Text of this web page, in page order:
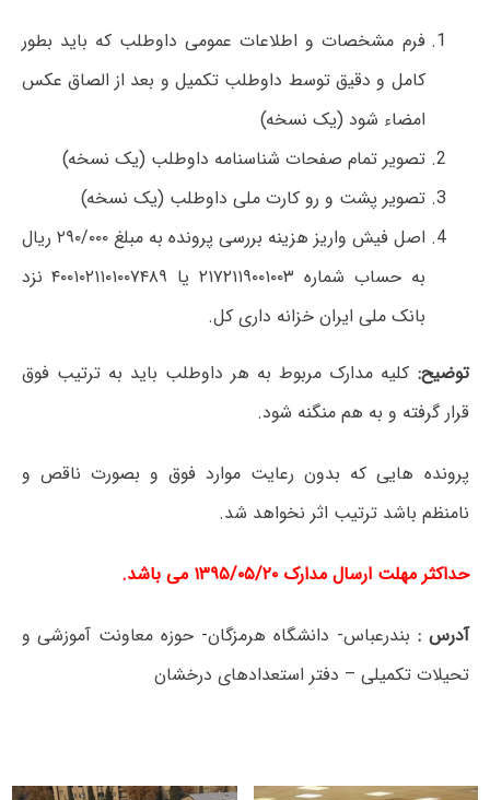
فرم مشخصات و اطلاعات عمومی داوطلب که باید بطور
کامل و دقیق توسط داوطلب تکمیل و بعد از الصاق عکس
امضاء شود (یک نسخه)
تصویر تمام صفحات شناسنامه داوطلب (یک نسخه)
تصویر پشت و رو کارت ملی داوطلب (یک نسخه)
اصل فیش واریز هزینه بررسی پرونده به مبلغ۲۹۰/۰۰۰ ریال
به حساب شماره ۲۱۷۲۱۱۹۰۰۱۰۰۳ یا ۴۰۰۱۰۲۱۱۰۱۰۰۷۴۸۹ نزد
بانک ملی ایران خزانه داری کل.
توضیح: کلیه مدارک مربوط به هر داوطلب باید به ترتیب فوق
قرار گرفته و به هم منگنه شود.
پرونده هایی که بدون رعایت موارد فوق و بصورت ناقص و
نامنظم باشد ترتیب اثر نخواهد شد.
حداکثر مهلت ارسال مدارک ۱۳۹۵/۰۵/۲۰ می باشد.
آدرس : بندرعباس- دانشگاه هرمزگان- حوزه معاونت آموزشی و
تحیلات تکمیلی – دفتر استعدادهای درخشان